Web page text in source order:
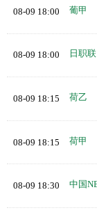
08-09 18:00 葡甲
08-09 18:00 日职联
08-09 18:15 荷乙
08-09 18:15 荷甲
08-09 18:30